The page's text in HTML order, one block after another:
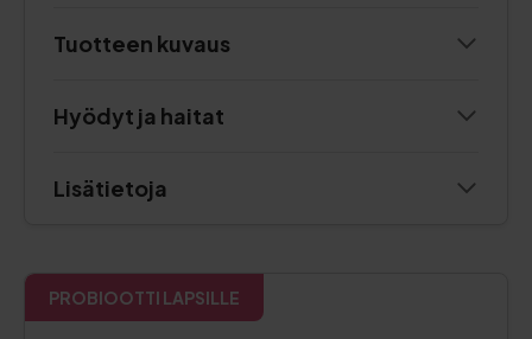
Tuotteen kuvaus
Hyödyt ja haitat
Lisätietoja
PROBIOOTTI LAPSILLE